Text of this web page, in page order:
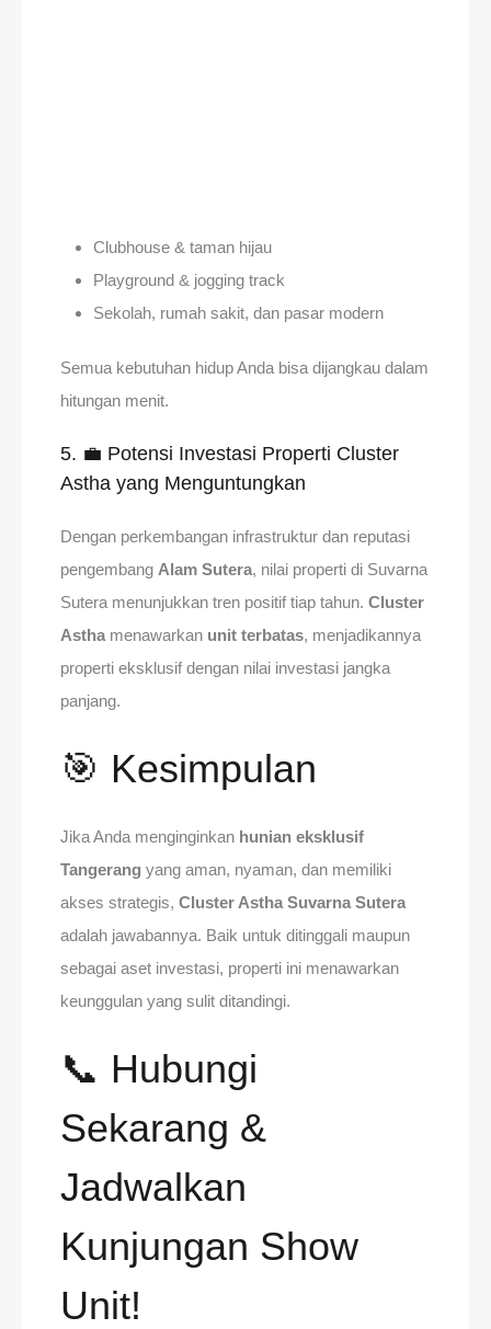
Clubhouse & taman hijau
Playground & jogging track
Sekolah, rumah sakit, dan pasar modern
Semua kebutuhan hidup Anda bisa dijangkau dalam
hitungan menit.
5. 💼 Potensi Investasi Properti Cluster
Astha yang Menguntungkan
Dengan perkembangan infrastruktur dan reputasi
pengembang Alam Sutera, nilai properti di Suvarna
Sutera menunjukkan tren positif tiap tahun. Cluster
Astha menawarkan unit terbatas, menjadikannya
properti eksklusif dengan nilai investasi jangka
panjang.
🎯 Kesimpulan
Jika Anda menginginkan hunian eksklusif
Tangerang yang aman, nyaman, dan memiliki
akses strategis, Cluster Astha Suvarna Sutera
adalah jawabannya. Baik untuk ditinggali maupun
sebagai aset investasi, properti ini menawarkan
keunggulan yang sulit ditandingi.
📞 Hubungi
Sekarang &
Jadwalkan
Kunjungan Show
Unit!